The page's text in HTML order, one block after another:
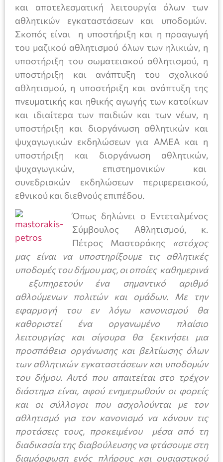
και αποτελεσματική λειτουργία όλων των
αθλητικών εγκαταστάσεων και υποδομών.
Σκοπός είναι η υποστήριξη και η προαγωγή
του μαζικού αθλητισμού όλων των ηλικιών, η
υποστήριξη του σωματειακού αθλητισμού, η
υποστήριξη και ανάπτυξη του σχολικού
αθλητισμού, η υποστήριξη και ανάπτυξη της
πνευματικής και ηθικής αγωγής των κατοίκων
και ιδιαίτερα των παιδιών και των νέων, η
υποστήριξη και διοργάνωση αθλητικών και
ψυχαγωγικών εκδηλώσεων για ΑΜΕΑ και η
υποστήριξη και διοργάνωση αθλητικών,
ψυχαγωγικών, επιστημονικών και
συνεδριακών εκδηλώσεων περιφερειακού,
εθνικού και διεθνούς επιπέδου.
Όπως δηλώνει ο Εντεταλμένος
Σύμβουλος Αθλητισμού, κ.
Πέτρος Μαστοράκης «στόχος
μας είναι να υποστηρίξουμε τις αθλητικές
υποδομές του δήμου μας, οι οποίες καθημερινά
εξυπηρετούν ένα σημαντικό αριθμό
αθλούμενων πολιτών και ομάδων. Με την
εφαρμογή του εν λόγω κανονισμού θα
καθοριστεί ένα οργανωμένο πλαίσιο
λειτουργίας και σίγουρα θα ξεκινήσει μια
προσπάθεια οργάνωσης και βελτίωσης όλων
των αθλητικών εγκαταστάσεων και υποδομών
του δήμου. Αυτό που απαιτείται στο τρέχον
διάστημα είναι, αφού ενημερωθούν οι φορείς
και οι σύλλογοι που ασχολούνται με τον
αθλητισμό για τον κανονισμό να κάνουν τις
προτάσεις τους, προκειμένου μέσα από τη
διαδικασία της διαβούλευσης να φτάσουμε στη
διαμόρφωση ενός πλήρους και ουσιαστικού